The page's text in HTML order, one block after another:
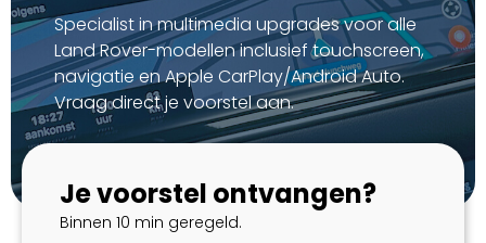
Specialist in multimedia upgrades voor alle
Land Rover-modellen inclusief touchscreen,
navigatie en Apple CarPlay/Android Auto.
Vraag direct je voorstel aan.
Je voorstel ontvangen?
Binnen 10 min geregeld.